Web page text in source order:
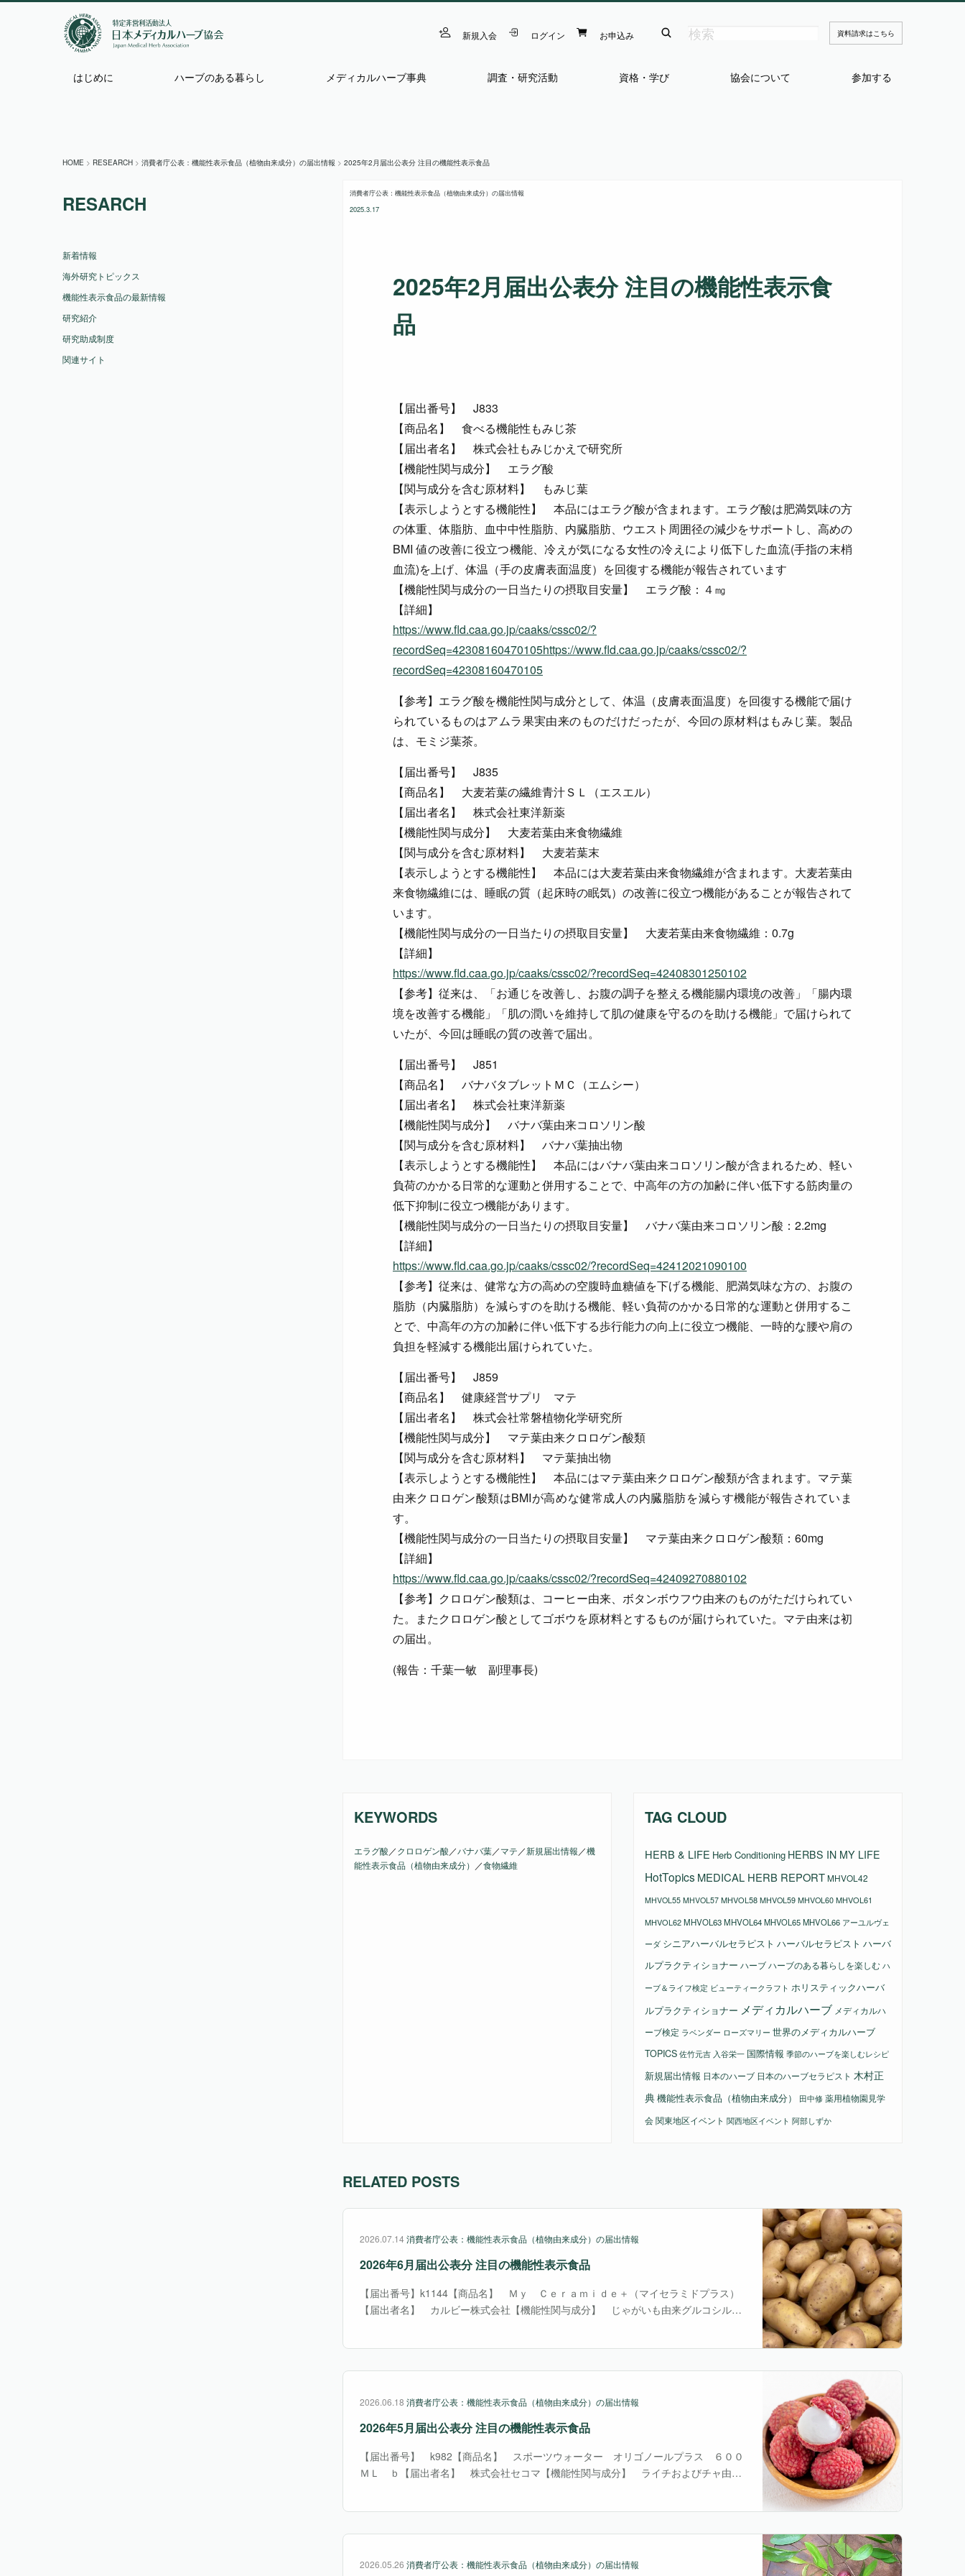
新規入会 ログイン お申込み 資料請求はこちら
はじめに ハーブのある暮らし メディカルハーブ事典 調査・研究活動 資格・学び 協会について 参加する
HOME > RESEARCH > 消費者庁公表：機能性表示食品（植物由来成分）の届出情報 > 2025年2月届出公表分 注目の機能性表示食品
RESARCH
新着情報
海外研究トピックス
機能性表示食品の最新情報
研究紹介
研究助成制度
関連サイト
消費者庁公表：機能性表示食品（植物由来成分）の届出情報
2025.3.17
2025年2月届出公表分 注目の機能性表示食
品
【届出番号】 J833
【商品名】 食べる機能性もみじ茶
【届出者名】 株式会社もみじかえで研究所
【機能性関与成分】 エラグ酸
【関与成分を含む原材料】 もみじ葉
【表示しようとする機能性】 本品にはエラグ酸が含まれます。エラグ酸は肥満気味の方
の体重、体脂肪、血中中性脂肪、内臓脂肪、ウエスト周囲径の減少をサポートし、高めの
BMI 値の改善に役立つ機能、冷えが気になる女性の冷えにより低下した血流(手指の末梢
血流)を上げ、体温（手の皮膚表面温度）を回復する機能が報告されています
【機能性関与成分の一日当たりの摂取目安量】 エラグ酸：４㎎
【詳細】
https://www.fld.caa.go.jp/caaks/cssc02/?
recordSeq=42308160470105https://www.fld.caa.go.jp/caaks/cssc02/?
recordSeq=42308160470105
【参考】エラグ酸を機能性関与成分として、体温（皮膚表面温度）を回復する機能で届け
られているものはアムラ果実由来のものだけだったが、今回の原材料はもみじ葉。製品
は、モミジ葉茶。
【届出番号】 J835
【商品名】 大麦若葉の繊維青汁ＳＬ（エスエル）
【届出者名】 株式会社東洋新薬
【機能性関与成分】 大麦若葉由来食物繊維
【関与成分を含む原材料】 大麦若葉末
【表示しようとする機能性】 本品には大麦若葉由来食物繊維が含まれます。大麦若葉由
来食物繊維には、睡眠の質（起床時の眠気）の改善に役立つ機能があることが報告されて
います。
【機能性関与成分の一日当たりの摂取目安量】 大麦若葉由来食物繊維：0.7g
【詳細】
https://www.fld.caa.go.jp/caaks/cssc02/?recordSeq=42408301250102
【参考】従来は、「お通じを改善し、お腹の調子を整える機能腸内環境の改善」「腸内環
境を改善する機能」「肌の潤いを維持して肌の健康を守るのを助ける機能」で届けられて
いたが、今回は睡眠の質の改善で届出。
【届出番号】 J851
【商品名】 バナバタブレットＭＣ（エムシー）
【届出者名】 株式会社東洋新薬
【機能性関与成分】 バナバ葉由来コロソリン酸
【関与成分を含む原材料】 バナバ葉抽出物
【表示しようとする機能性】 本品にはバナバ葉由来コロソリン酸が含まれるため、軽い
負荷のかかる日常的な運動と併用することで、中高年の方の加齢に伴い低下する筋肉量の
低下抑制に役立つ機能があります。
【機能性関与成分の一日当たりの摂取目安量】 バナバ葉由来コロソリン酸：2.2mg
【詳細】
https://www.fld.caa.go.jp/caaks/cssc02/?recordSeq=42412021090100
【参考】従来は、健常な方の高めの空腹時血糖値を下げる機能、肥満気味な方の、お腹の
脂肪（内臓脂肪）を減らすのを助ける機能、軽い負荷のかかる日常的な運動と併用するこ
とで、中高年の方の加齢に伴い低下する歩行能力の向上に役立つ機能、一時的な腰や肩の
負担を軽減する機能出届けられていた。
【届出番号】 J859
【商品名】 健康経営サプリ マテ
【届出者名】 株式会社常磐植物化学研究所
【機能性関与成分】 マテ葉由来クロロゲン酸類
【関与成分を含む原材料】 マテ葉抽出物
【表示しようとする機能性】 本品にはマテ葉由来クロロゲン酸類が含まれます。マテ葉
由来クロロゲン酸類はBMIが高めな健常成人の内臓脂肪を減らす機能が報告されていま
す。
【機能性関与成分の一日当たりの摂取目安量】 マテ葉由来クロロゲン酸類：60mg
【詳細】
https://www.fld.caa.go.jp/caaks/cssc02/?recordSeq=42409270880102
【参考】クロロゲン酸類は、コーヒー由来、ボタンボウフウ由来のものがただけられてい
た。またクロロゲン酸としてゴボウを原材料とするものが届けられていた。マテ由来は初
の届出。
(報告：千葉一敏 副理事長)
KEYWORDS
エラグ酸 ／クロロゲン酸 ／バナバ葉／マテ ／新規届出情報 ／機
能性表示食品（植物由来成分） ／食物繊維
TAG CLOUD
HERB & LIFE Herb Conditioning HERBS IN MY LIFE
HotTopics MEDICAL HERB REPORTMHVOL42
MHVOL55 MHVOL57 MHVOL58 MHVOL59 MHVOL60 MHVOL61
MHVOL62MHVOL63MHVOL64MHVOL65MHVOL66 アーユルヴェ
ーダ シニアハーバルセラピスト ハーバルセラピスト ハーバ
ルプラクティショナー ハーブハーブのある暮らしを楽しむ ハ
ーブ＆ライフ検定 ビューティークラフト ホリスティックハーバ
ルプラクティショナー メディカルハーブ メディカルハ
ーブ検定 ラベンダー ローズマリー 世界のメディカルハーブ
TOPICS佐竹元吉 入谷栄一 国際情報 季節のハーブを楽しむレシピ
新規届出情報 日本のハーブ 日本のハーブセラピスト 木村正
典機能性表示食品（植物由来成分） 田中修 薬用植物園見学
会関東地区イベント 関西地区イベント 阿部しずか
RELATED POSTS
2026.07.14消費者庁公表：機能性表示食品（植物由来成分）の届出情報
2026年6月届出公表分 注目の機能性表示食品
【届出番号】k1144【商品名】 Ｍｙ Ｃｅｒａｍｉｄｅ＋（マイセラミドプラス）
【届出者名】 カルビー株式会社【機能性関与成分】 じゃがいも由来グルコシルセ
2026.06.18 消費者庁公表：機能性表示食品（植物由来成分）の届出情報
2026年5月届出公表分 注目の機能性表示食品
【届出番号】 k982【商品名】 スポーツウォーター オリゴノールプラス ６００
ＭＬ ｂ【届出者名】 株式会社セコマ【機能性関与成分】 ライチおよびチャ由来
2026.05.26 消費者庁公表：機能性表示食品（植物由来成分）の届出情報